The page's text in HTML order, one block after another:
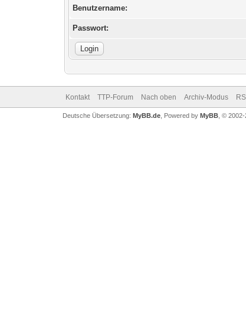
Benutzername:
Passwort:
Kontakt TTP-Forum Nach oben Archiv-Modus
Deutsche Übersetzung: MyBB.de, Powered by MyBB, © 2002-